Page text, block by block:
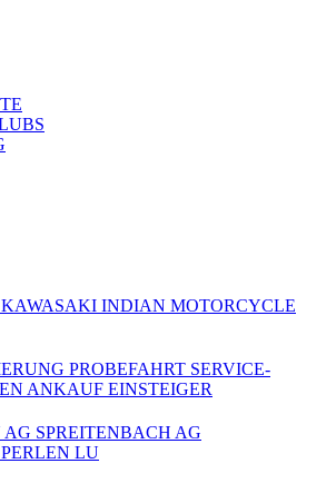
KAWASAKI INDIAN MOTORCYCLE
PROBEFAHRT SERVICE-
ANKAUF EINSTEIGER
AG SPREITENBACH AG
PERLEN LU